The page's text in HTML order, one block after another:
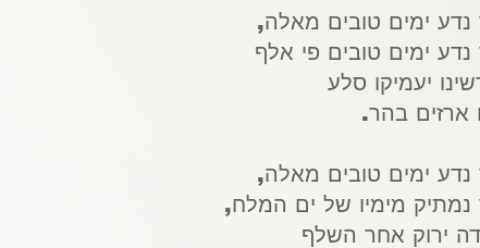
נדע ימים טובים מאלה,
נדע ימים טובים פי אלף
יעמיקו סלע
ארזים בהר.
נדע ימים טובים מאלה,
נמתיק מימיו של ים המלח,
ירוק אחר השלף